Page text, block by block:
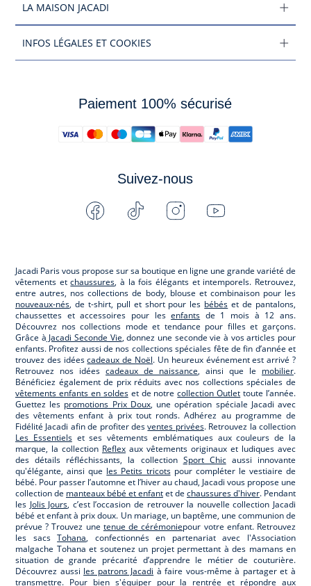
LA MAISON JACADI
INFOS LÉGALES ET COOKIES
Paiement 100% sécurisé
Suivez-nous
Facebook Tiktok InstagramYoutube
Jacadi Paris vous propose sur sa boutique en ligne une grande variété de
vêtements etchaussures, à la fois élégants et intemporels. Retrouvez,
entre autres, nos collections de body, blouse et combinaison pour les
nouveaux-nés, de t-shirt, pull et short pour les bébés et de pantalons,
chaussettes et accessoires pour lesenfants de 1 mois à 12 ans.
Découvrez nos collections mode et tendance pour filles et garçons.
Grâce à Jacadi Seconde Vie, donnez une seconde vie à vos articles pour
enfants. Profitez aussi de nos collections spéciales fête de fin d’année et
trouvez des idéescadeaux de Noël. Un heureux événement est arrivé ?
Retrouvez nos idées cadeaux de naissance, ainsi que le mobilier.
Bénéficiez également de prix réduits avec nos collections spéciales de
vêtements enfants en soldeset de notrecollection Outlet toute l’année.
Guettez les promotions Prix Doux, une opération spéciale Jacadi avec
des vêtements enfant à prix tout ronds. Adhérez au programme de
Fidélité Jacadi afin de profiter desventes privées. Retrouvez la collection
Les Essentielset ses vêtements emblématiques aux couleurs de la
marque, la collection Reflex aux vêtements originaux et ludiques avec
des détails réfléchissants, la collection Sport Chicaussi innovante
qu'élégante, ainsi que les Petits tricotspour compléter le vestiaire de
bébé. Pour passer l’automne et l’hiver au chaud, Jacadi vous propose une
collection de manteaux bébé et enfantet de chaussures d'hiver. Pendant
les Jolis Jours, c’est l’occasion de retrouver la nouvelle collection Jacadi
bébé et enfant à prix doux. Un mariage, un baptême, une communion de
prévue ? Trouvez une tenue de cérémoniepour votre enfant. Retrouvez
les sacsTohana, confectionnés en partenariat avec l'Association
malgache Tohana et soutenez un projet permettant à des mamans en
situation de grande précarité d’apprendre le métier de couturière.
Découvrez aussi les patrons Jacadi à faire vous-même à partager et à
transmettre. Pour bien s'équiper pour la rentrée et répondre aux